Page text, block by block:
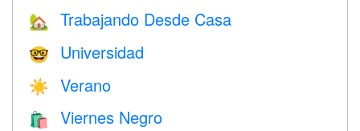
🏡 Trabajando Desde Casa
🤓 Universidad
☀️ Verano
🛍 Viernes Negro